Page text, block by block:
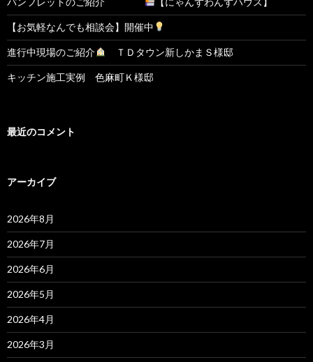
【お気軽なんでも相談会】開催中
進行中現場のご紹介 ＴＤタウン新しかまＳ様邸
キッチン施工実例 色麻町Ｋ様邸
最近のコメント
アーカイブ
2026年8月
2026年7月
2026年6月
2026年5月
2026年4月
2026年3月